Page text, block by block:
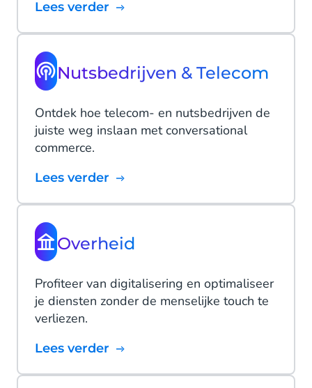
Lees verder
Nutsbedrijven & Telecom
Ontdek hoe telecom- en nutsbedrijven de
juiste weg inslaan met conversational
commerce.
Lees verder
Overheid
Profiteer van digitalisering en optimaliseer
je diensten zonder de menselijke touch te
verliezen.
Lees verder